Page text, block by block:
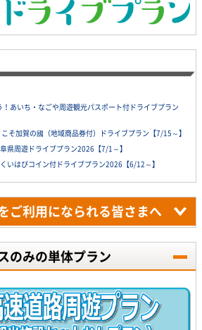
あいち・なごや周遊観光パスポート付ドライブプラン
こそ加賀の國（地域商品券付）ドライブプラン【7/15～】
県周遊ドライブプラン2026【7/1～】
いはぴコイン付ドライブプラン2026【6/12～】
ご利用になられる皆さまへ
のみの単体プラン